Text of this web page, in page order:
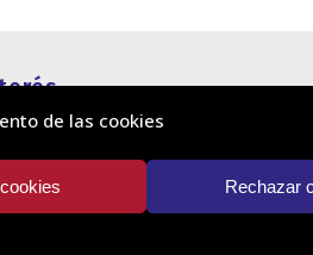
de las cookies
Rechazar